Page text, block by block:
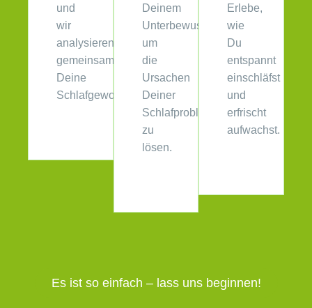
und
wir
analysieren
gemeinsam
Deine
Schlafgewohnheiten.
Deinem
Unterbewusstsein,
um
die
Ursachen
Deiner
Schlafprobleme
zu
lösen.
Erlebe,
wie
Du
entspannt
einschläfst
und
erfrischt
aufwachst.
Es ist so einfach – lass uns beginnen!